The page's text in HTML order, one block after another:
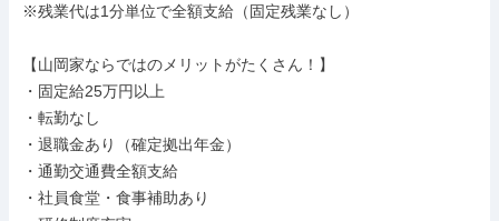
※残業代は1分単位で全額支給（固定残業なし）
【山岡家ならではのメリットがたくさん！】
・固定給25万円以上
・転勤なし
・退職金あり（確定拠出年金）
・通勤交通費全額支給
・社員食堂・食事補助あり